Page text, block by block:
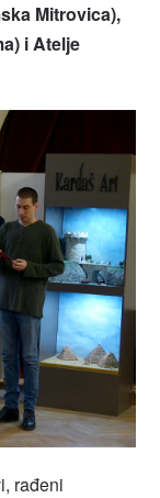
Mitrovica),
i Atelje
rađeni